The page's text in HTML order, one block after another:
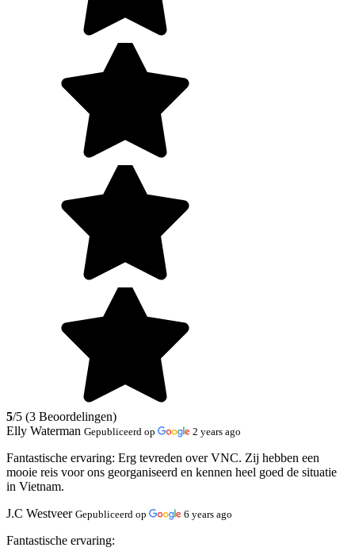
5/5 (3 Beoordelingen)
Elly Waterman Gepubliceerd op 2 years ago
Fantastische ervaring: Erg tevreden over VNC. Zij hebben een
mooie reis voor ons georganiseerd en kennen heel goed de situatie
in Vietnam.
J.C Westveer Gepubliceerd op 6 years ago
Fantastische ervaring: